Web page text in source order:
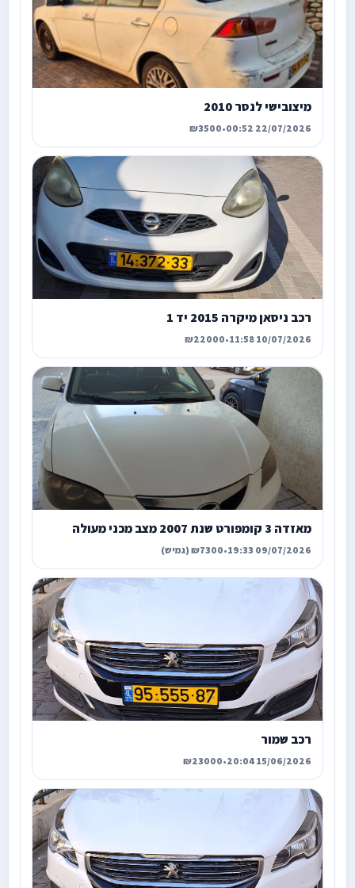
מיצובישי לנסר 2010
22/07/2026 00:52
•
₪3500
רכב ניסאן מיקרה 2015 יד 1
10/07/2026 11:58
•
₪22000
מאזדה 3 קומפורט שנת 2007 מצב מכני מעולה
09/07/2026 19:33
•₪7300 (גמיש)
רכב שמור
15/06/2026 20:04
•
₪23000